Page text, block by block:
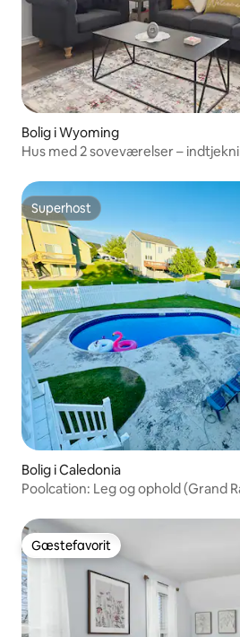
Bolig i Wyoming
Hus med 2 soveværelser –
Superhost
Superhost
Bolig i Caledonia
Poolcation: Leg og ophold (Grand
Gæstefavorit
Gæstefavorit